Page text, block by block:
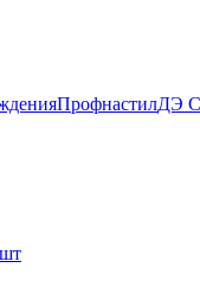
ПрофнастилДЭ